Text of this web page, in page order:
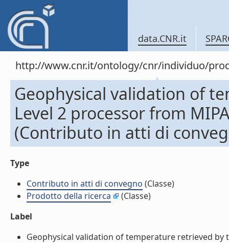
data.CNR.it
http://www.cnr.it/ontology/cnr/individuo/
Geophysical validation of
Level 2 processor from
(Contributo in atti di
Type
Contributo in atti di convegno (Classe)
Prodotto della ricerca
(Classe)
Label
Geophysical validation of temperature retrieved by